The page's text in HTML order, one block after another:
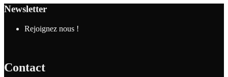
Newsletter
Rejoignez nous !
Contact